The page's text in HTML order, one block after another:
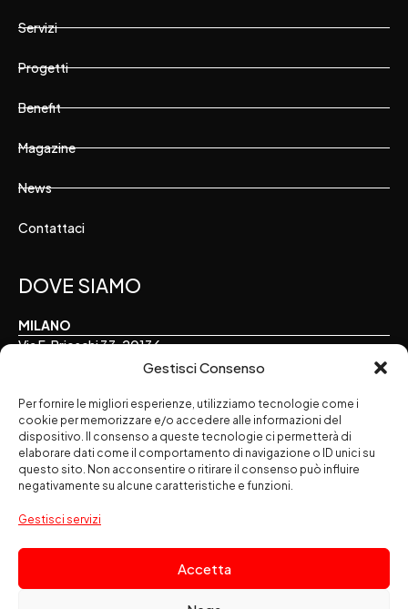
Gestisci Consenso
Per fornire le migliori esperienze, utilizziamo tecnologie come i
cookie per memorizzare e/o accedere alle informazioni del
dispositivo. Il consenso a queste tecnologie ci permetterà di
elaborare dati come il comportamento di navigazione o ID unici su
questo sito. Non acconsentire o ritirare il consenso può influire
negativamente su alcune caratteristiche e funzioni.
Gestisci servizi
Accetta
Servizi
Progetti
Benefit
Magazine
News
Contattaci
DOVE SIAMO
MILANO
Via F. Brioschi 33, 20136
Via E. Perrone 16, 10122
ALESSANDRIA
Via Palermo 7, 15121
SEGUICI SUI SOCIAL